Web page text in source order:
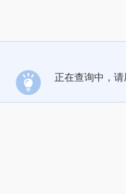
正在查询中，